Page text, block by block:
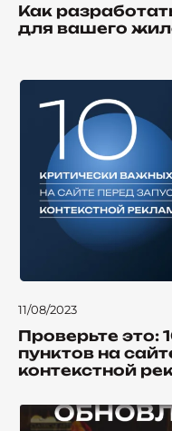
Как
для вашего
11/08/2023
Проверьте это:
пунктов на
контекстной